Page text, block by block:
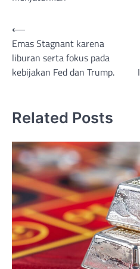
Post
navigation
⟵
Emas Stagnant karena
liburan serta fokus pada
kebijakan Fed dan Trump.
Related Posts